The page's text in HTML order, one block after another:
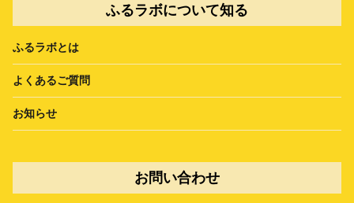
ふるラボについて知る
ふるラボとは
よくあるご質問
お知らせ
お問い合わせ